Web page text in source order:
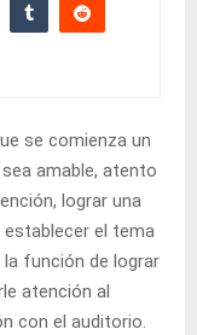
se comienza un
amable, atento
lograr una
el tema
la función de lograr
atención al
con el auditorio.